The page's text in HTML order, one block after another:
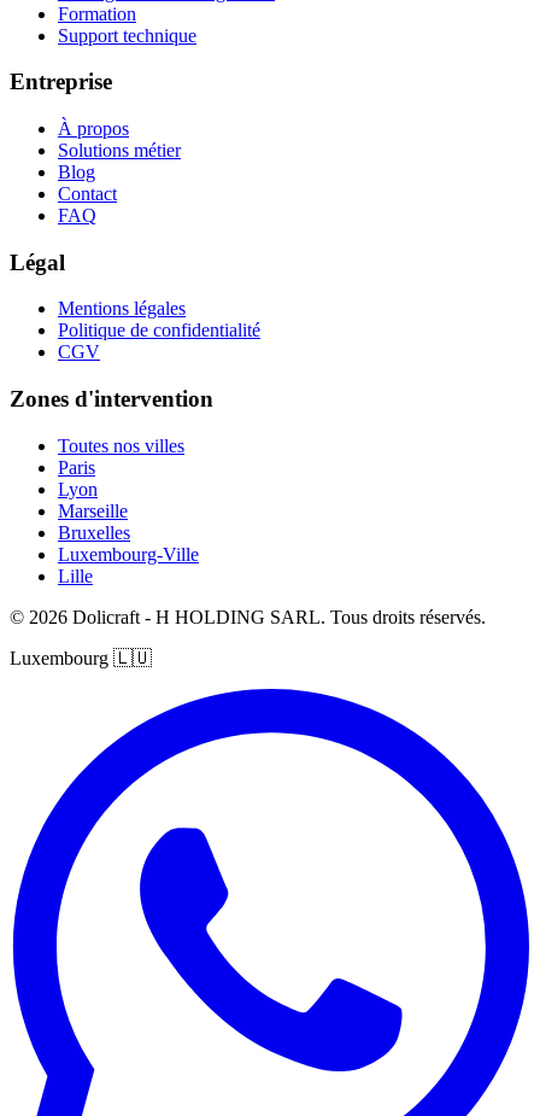
Formation
Support technique
Entreprise
À propos
Solutions métier
Blog
Contact
FAQ
Légal
Mentions légales
Politique de confidentialité
CGV
Zones d'intervention
Toutes nos villes
Paris
Lyon
Marseille
Bruxelles
Luxembourg-Ville
Lille
© 2026 Dolicraft - H HOLDING SARL. Tous droits réservés.
Luxembourg 🇱🇺